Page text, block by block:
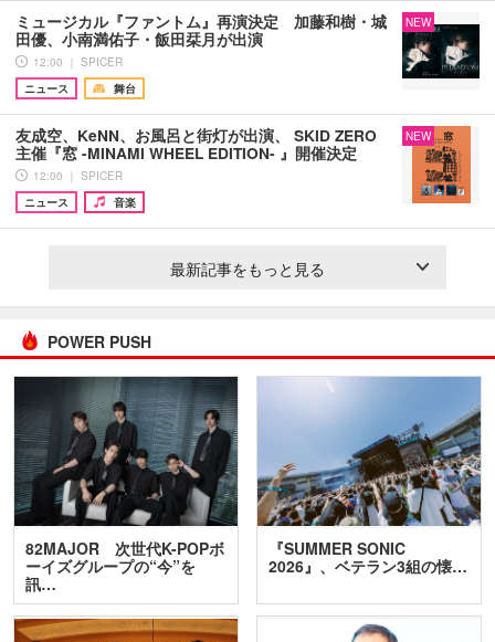
ミュージカル『ファントム』再演決定 加藤和樹・城
田優、小南満佑子・飯田栞月が出演
12:00 ｜ SPICER
ニュース
舞台
NEW
友成空、KeNN、お風呂と街灯が出演、 SKID ZERO
主催『窓 -MINAMI WHEEL EDITION- 』開催決定
12:00 ｜ SPICER
ニュース
音楽
NEW
最新記事をもっと見る
POWER PUSH
82MAJOR 次世代K-POPボ
ーイズグループの“今”を
訊…
『SUMMER SONIC
2026』、ベテラン3組の懐…